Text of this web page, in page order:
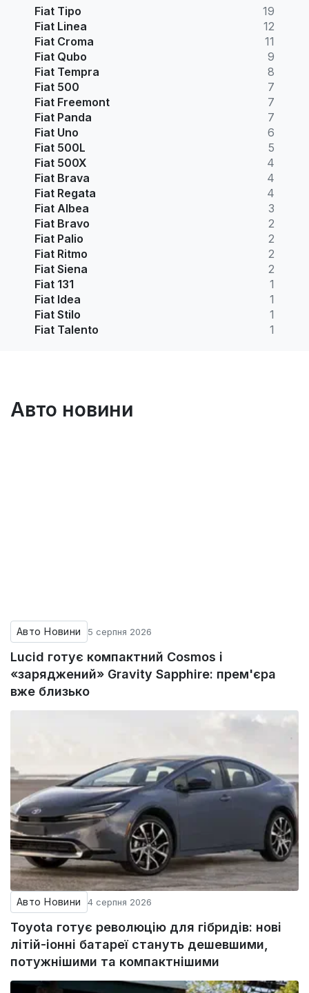
Fiat Tipo
19
Fiat Linea
12
Fiat Croma
11
Fiat Qubo
9
Fiat Tempra
8
Fiat 500
7
Fiat Freemont
7
Fiat Panda
7
Fiat Uno
6
Fiat 500L
5
Fiat 500X
4
Fiat Brava
4
Fiat Regata
4
Fiat Albea
3
Fiat Bravo
2
Fiat Palio
2
Fiat Ritmo
2
Fiat Siena
2
Fiat 131
1
Fiat Idea
1
Fiat Stilo
1
Fiat Talento
1
Авто новини
Авто Новини 5 серпня 2026
Lucid готує компактний Cosmos і
«заряджений» Gravity Sapphire: прем'єра
вже близько
Авто Новини 4 серпня 2026
Toyota готує революцію для гібридів: нові
літій-іонні батареї стануть дешевшими,
потужнішими та компактнішими